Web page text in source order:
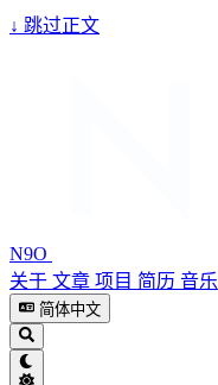
↓ 跳过正文
N9O
关于 文章 项目 简历 音乐
简体中文